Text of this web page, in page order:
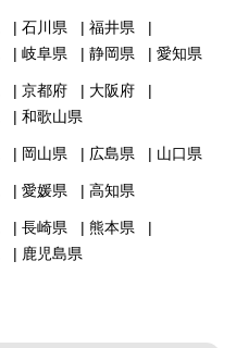
石川県
福井県
岐阜県 静岡県 愛知県
京都府
大阪府
和歌山県
岡山県 広島県 山口県
愛媛県 高知県
長崎県
熊本県
鹿児島県